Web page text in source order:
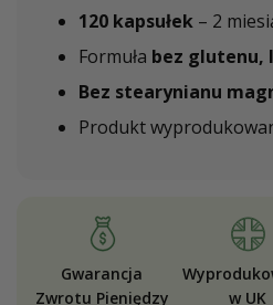
120 kapsułek – 2
Formuła bez glutenu,
Bez stearynianu
Produkt
Gwarancja
Zwrotu Pieniędzy
w UK